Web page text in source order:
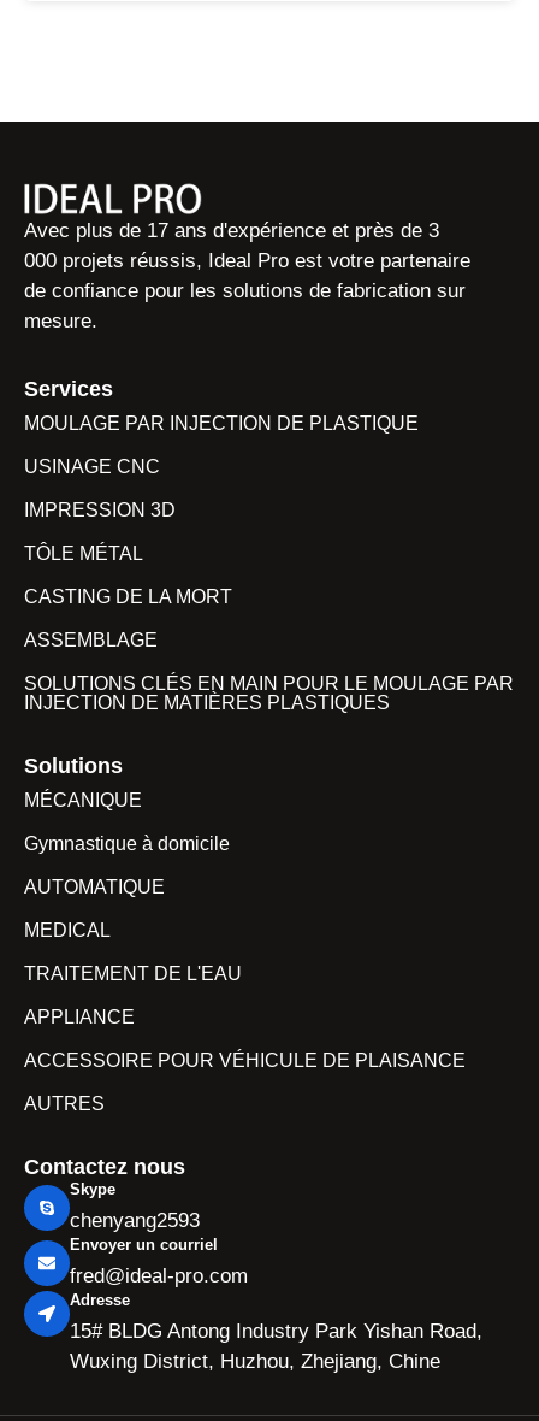
Avec plus de 17 ans d'expérience et près de 3
000 projets réussis, Ideal Pro est votre partenaire
de confiance pour les solutions de fabrication sur
mesure.
Services
MOULAGE PAR INJECTION DE PLASTIQUE
USINAGE CNC
IMPRESSION 3D
TÔLE MÉTAL
CASTING DE LA MORT
ASSEMBLAGE
SOLUTIONS CLÉS EN MAIN POUR LE MOULAGE PAR
INJECTION DE MATIÈRES PLASTIQUES
Solutions
MÉCANIQUE
Gymnastique à domicile
AUTOMATIQUE
MEDICAL
TRAITEMENT DE L'EAU
APPLIANCE
ACCESSOIRE POUR VÉHICULE DE PLAISANCE
AUTRES
Contactez nous
Skype
chenyang2593
Envoyer un courriel
fred@ideal-pro.com
Adresse
15# BLDG Antong Industry Park Yishan Road,
Wuxing District, Huzhou, Zhejiang, Chine